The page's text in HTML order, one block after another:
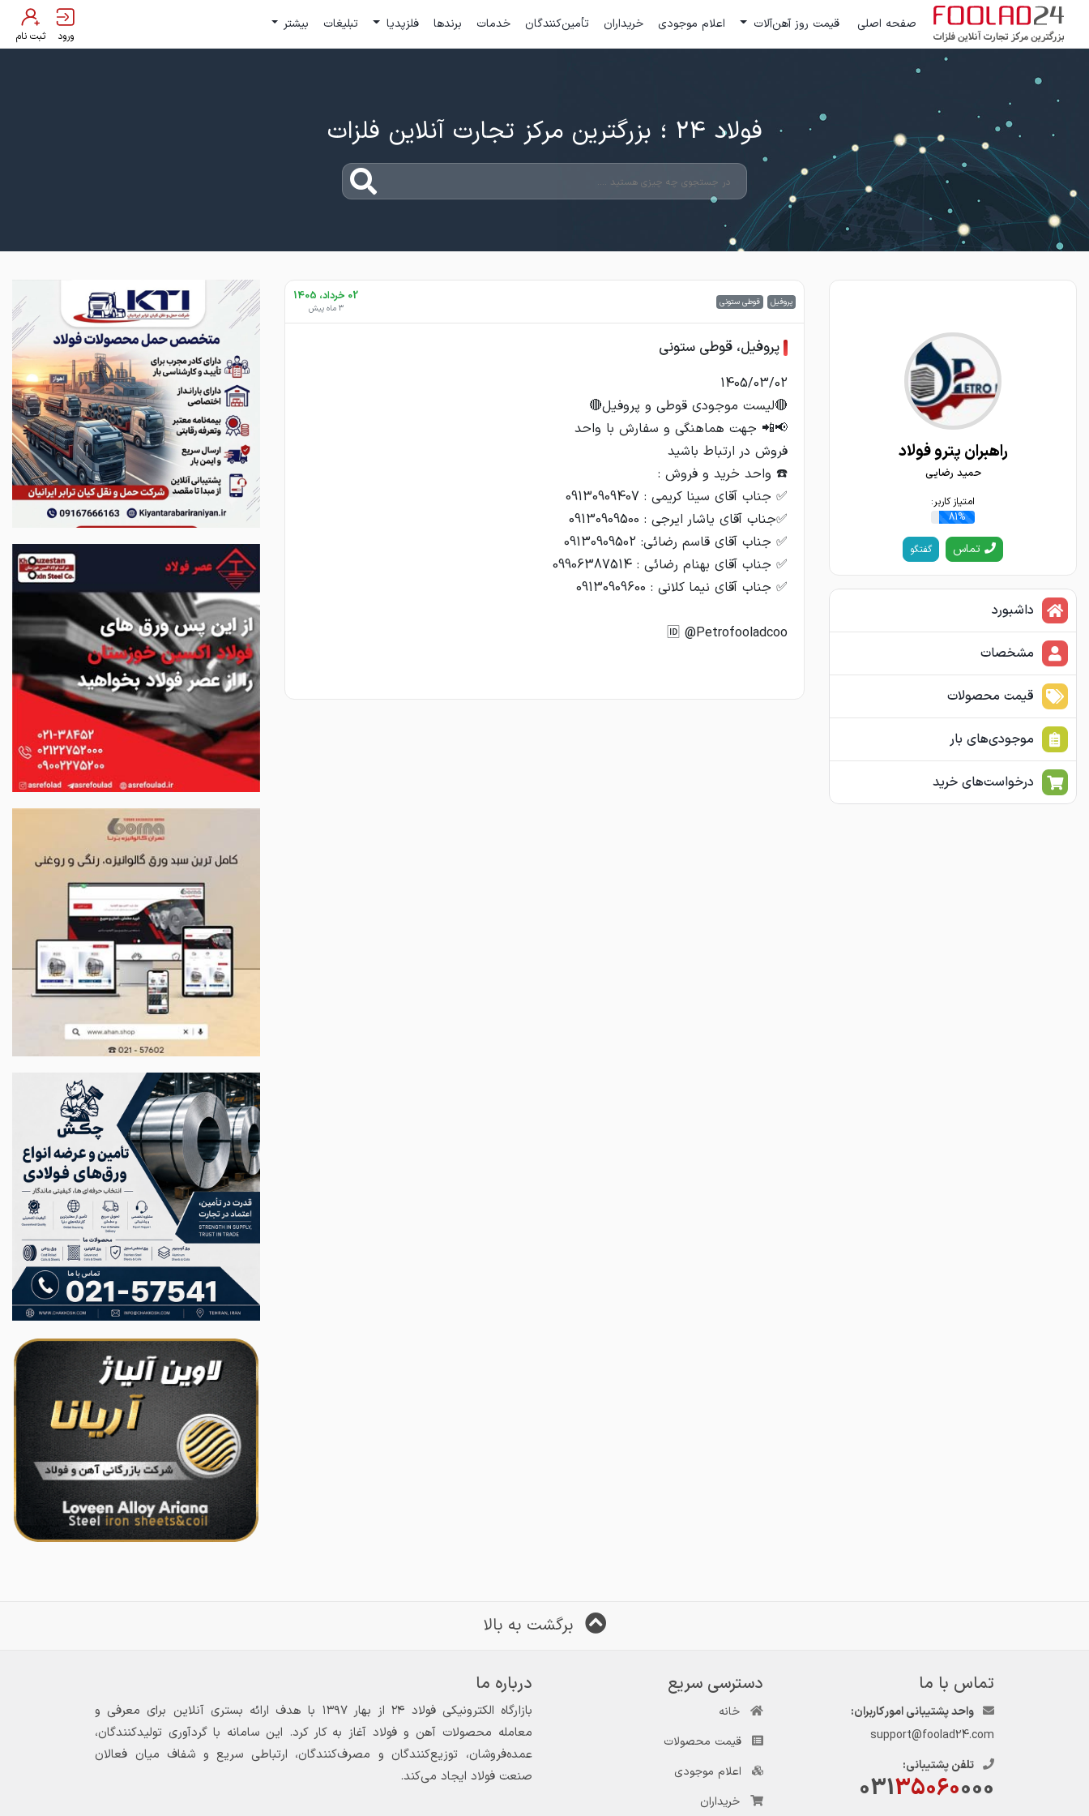
صفحه اصلی قیمت روز آهن‌آلات اعلام موجودی خریداران تأمین‌کنندگان خدمات برندها فلزپدیا تبلیغات بیشتر
ورود ثبت نام
فولاد 24 ؛ بزرگترین مرکز تجارت آنلاین فلزات
راهبران پترو فولاد
حمید رضایی
امتیاز کاربر:
81%
تماس گفتگو
داشبورد
مشخصات
قیمت محصولات
موجودی‌های بار
درخواست‌های خرید
پروفیل قوطی ستونی 02 خرداد، 1405
3 ماه پیش
پروفیل، قوطی ستونی
🆔️ @Petrofooladcoo
برگشت به بالا
تماس با ما
واحد پشتیبانی امور کاربران:
support@foolad24.com
تلفن پشتیبانی:
03135060000
دسترسی سریع
خانه
قیمت محصولات
اعلام موجودی
خریداران
درباره ما
بازارگاه الکترونیکی فولاد ۲۴ از بهار ۱۳۹۷ با هدف ارائه بستری آنلاین برای معرفی و
معامله محصولات آهن و فولاد آغاز به کار کرد. این سامانه با گردآوری تولیدکنندگان،
عمده‌فروشان، توزیع‌کنندگان و مصرف‌کنندگان، ارتباطی سریع و شفاف میان فعالان
صنعت فولاد ایجاد می‌کند.